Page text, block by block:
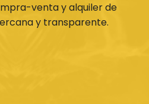
venta y alquiler de
y transparente.